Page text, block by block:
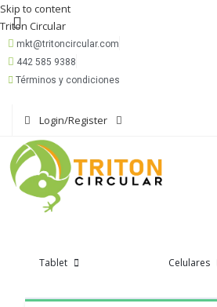
Skip to content
Triton Circular
mkt@tritoncircular.com
442 585 9388
Términos y condiciones
Login/Register
Tablet Celulares